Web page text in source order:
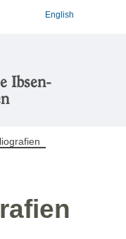
English
Ibsen-